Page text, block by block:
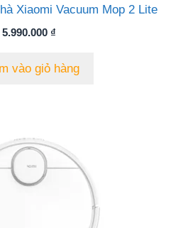
Xiaomi Vacuum Mop 2 Lite
5.990.000 ₫
vào giỏ hàng